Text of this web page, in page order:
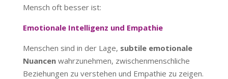
Mensch oft besser ist:
Emotionale Intelligenz und Empathie
Menschen sind in der Lage, subtile emotionale
Nuancenwahrzunehmen, zwischenmenschliche
Beziehungen zu verstehen und Empathie zu zeigen.